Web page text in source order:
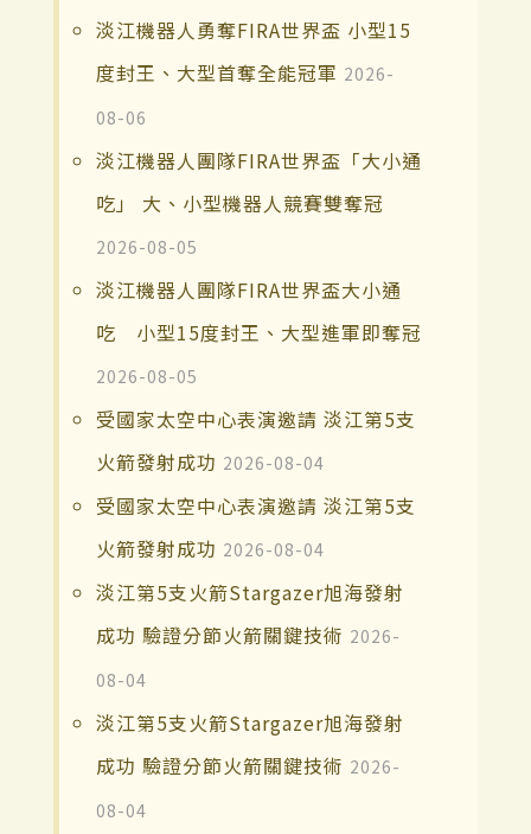
淡江機器人勇奪FIRA世界盃 小型15
度封王、大型首奪全能冠軍 2026-
08-06
淡江機器人團隊FIRA世界盃「大小通
吃」 大、小型機器人競賽雙奪冠
2026-08-05
淡江機器人團隊FIRA世界盃大小通
吃 小型15度封王、大型進軍即奪冠
2026-08-05
受國家太空中心表演邀請 淡江第5支
火箭發射成功 2026-08-04
受國家太空中心表演邀請 淡江第5支
火箭發射成功 2026-08-04
淡江第5支火箭Stargazer旭海發射
成功 驗證分節火箭關鍵技術 2026-
08-04
淡江第5支火箭Stargazer旭海發射
成功 驗證分節火箭關鍵技術 2026-
08-04